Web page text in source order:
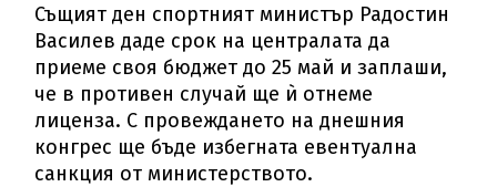
Същият ден спортният министър Радостин
Василев даде срок на централата да
приеме своя бюджет до 25 май и заплаши,
че в противен случай ще ѝ отнеме
лиценза. С провеждането на днешния
конгрес ще бъде избегната евентуална
санкция от министерството.